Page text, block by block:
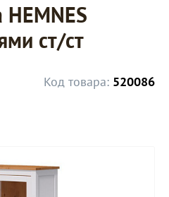
ст/ст
Код товара: 520086